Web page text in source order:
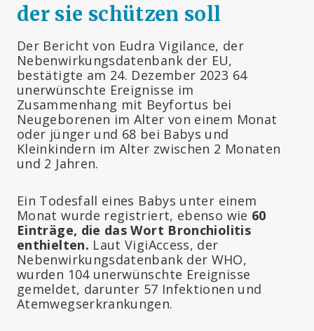
der sie schützen soll
Der Bericht von Eudra Vigilance, der
Nebenwirkungsdatenbank der EU,
bestätigte am 24. Dezember 2023 64
unerwünschte Ereignisse im
Zusammenhang mit Beyfortus bei
Neugeborenen im Alter von einem Monat
oder jünger und 68 bei Babys und
Kleinkindern im Alter zwischen 2 Monaten
und 2 Jahren.
Ein Todesfall eines Babys unter einem
Monat wurde registriert, ebenso wie 60
Einträge, die das Wort Bronchiolitis
enthielten. Laut VigiAccess, der
Nebenwirkungsdatenbank der WHO,
wurden 104 unerwünschte Ereignisse
gemeldet, darunter 57 Infektionen und
Atemwegserkrankungen.